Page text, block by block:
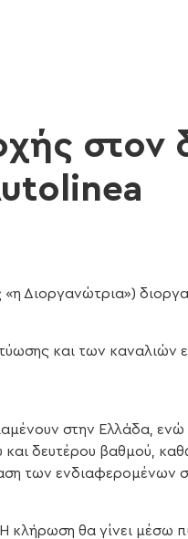
στον
Διοργανώτρια»)
και των καναλιών
στην Ελλάδα, ενώ
δευτέρου βαθμού,
των ενδιαφερομένων
θα γίνει μέσω